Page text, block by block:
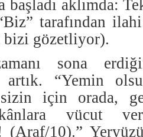
başladı aklımda:
tarafından
gözetliyor).
sona
artık. “Yemin
için orada,
vücut
(Araf/10).”